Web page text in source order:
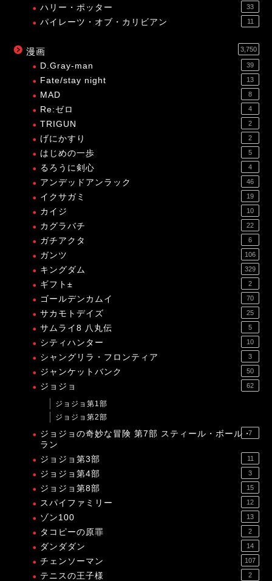
ハリー・ポッター 33
パイレーツ・オブ・カリビアン 11
漫画 3,750
D.Gray-man 39
Fate/stay night 13
MAD 8
Re:ゼロ 4
TRIGUN 2
げにかすり 2
はじめの一歩 5
るろうに剣心 4
アンデッドアンラック 46
イクサガミ 19
カイジ 10
カグラバチ 22
ガチアクタ 6
ガンツ 106
キングダム 329
ギフト± 2
ゴールデンカムイ 70
サカモトデイズ 25
サムライ8 八丸伝 5
シティハンター 10
シャングリラ・フロンティア 3
ジャンケットバンク 50
ジョジョ 62
ジョジョ第1部
ジョジョ第2部
ジョジョの奇妙な冒険 第7部 スティール・ボール・
ラン
7
ジョジョ第3部 11
ジョジョ第4部 3
ジョジョ第8部 15
スパイファミリー 12
ゾン100 13
タコピーの原罪 2
ダンダダン 14
チェンソーマン 107
テニスの王子様 2